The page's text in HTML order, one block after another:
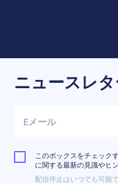
ニュースレ
このボックスをチェック
に関する最新の見識やヒ
配信停止はいつでも可能